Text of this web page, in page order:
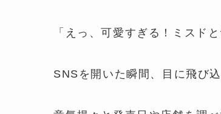
「えっ、可愛すぎる！ミスド
SNSを開いた瞬間、目に飛び